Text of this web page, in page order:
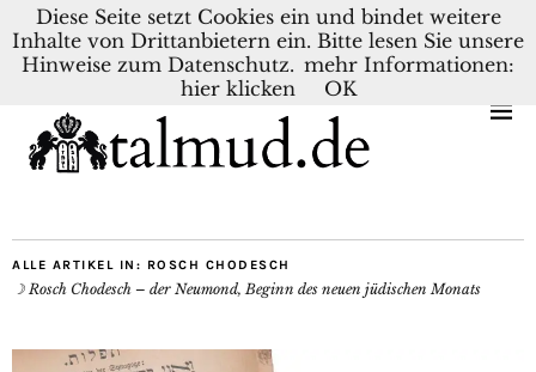
KONTAKT BLOG DEUTSCH NEDERLANDS
ALLE ARTIKEL IN: ROSCH CHODESCH
☽ Rosch Chodesch – der Neumond, Beginn des neuen jüdischen Monats
Diese Seite setzt Cookies ein und bindet weitere
Inhalte von Drittanbietern ein. Bitte lesen Sie unsere
Hinweise zum Datenschutz. mehr Informationen:
hier klicken
OK